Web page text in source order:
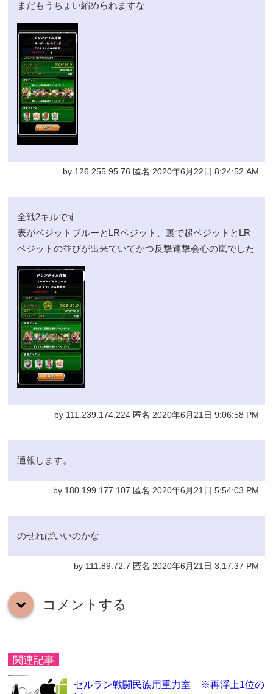
まだもうちょい縮められますな
by 126.255.95.76 匿名 2020年6月22日 8:24:52 AM
全戦2キルです
表がベジットブルーとLRベジット、裏で超ベジットとLR
ベジットの並びが出来ていてかつ反撃連撃会心の嵐でした
by 111.239.174.224 匿名 2020年6月21日 9:06:58 PM
通報します。
by 180.199.177.107 匿名 2020年6月21日 5:54:03 PM
のせればいいのかな
by 111.89.72.7 匿名 2020年6月21日 3:17:37 PM
down コメントする
関連記事
セルラン戦闘民族用重力室 ※再浮上1位の